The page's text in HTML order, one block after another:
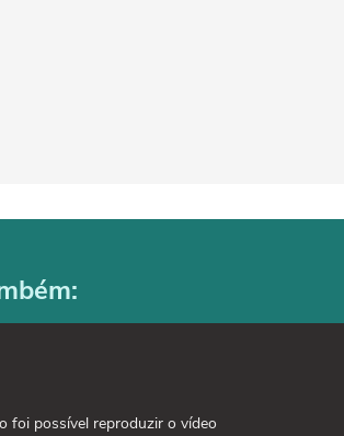
foi possível reproduzir o vídeo